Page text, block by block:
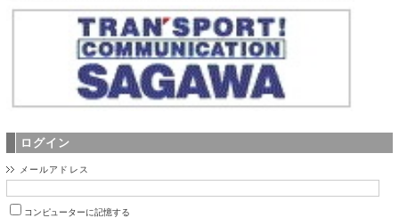
ログイン
メールアドレス
コンピューターに記憶する